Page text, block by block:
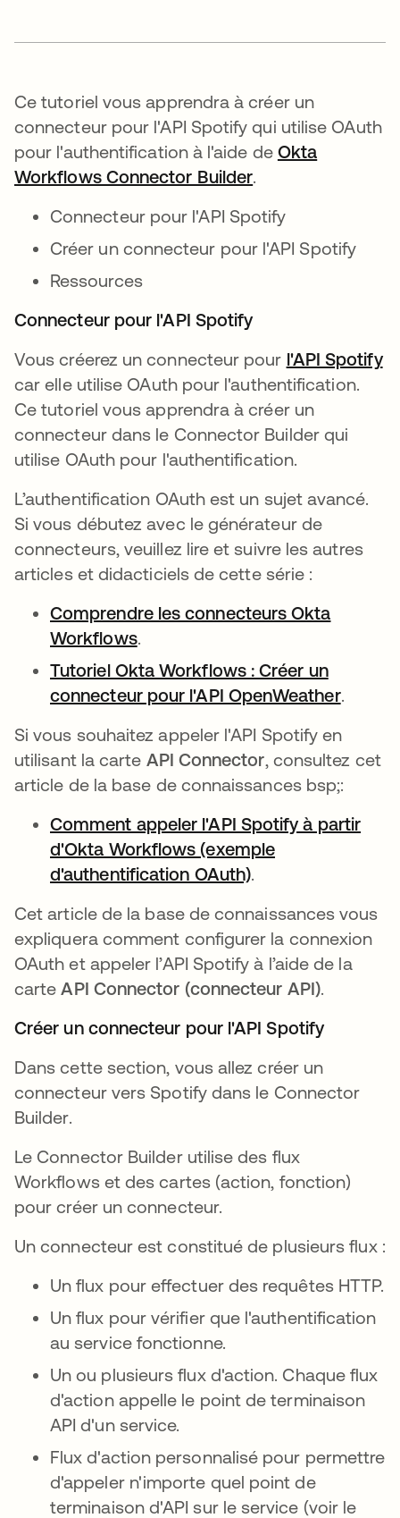
Ce tutoriel vous apprendra à créer un
connecteur pour l'API Spotify qui utilise OAuth
pour l'authentification à l'aide de Okta
Workflows Connector Builder
Connecteur pour l'API Spotify
Créer un connecteur pour l'API Spotify
Ressources
Connecteur pour l'API Spotify
Vous créerez un connecteur pour l'API Spotify
car elle utilise OAuth pour l'authentification.
Ce tutoriel vous apprendra à créer un
connecteur dans le Connector Builder qui
utilise OAuth pour l'authentification.
L’authentification OAuth est un sujet avancé.
Si vous débutez avec le générateur de
connecteurs, veuillez lire et suivre les autres
articles et didacticiels de cette série :
Comprendre les connecteurs Okta
Workflowss’ouvre dans un nouvel onglet
.
Tutoriel Okta Workflows : Créer un
connecteur pour l'API OpenWeather.
Si vous souhaitez appeler l'API Spotify en
utilisant la carte API Connector , consultez cet
article de la base de connaissances bsp;:
Comment appeler l'API Spotify à partir
d'Okta Workflows (exemple
d'authentification OAuth)
Cet article de la base de connaissances vous
expliquera comment configurer la connexion
OAuth et appeler l’API Spotify à l’aide de la
carte API Connector (connecteur API).
Créer un connecteur pour l'API Spotify
Dans cette section, vous allez créer un
connecteur vers Spotify dans le Connector
Builder.
Le Connector Builder utilise des flux
Workflows et des cartes (action, fonction)
pour créer un connecteur.
Un connecteur est constitué de plusieurs flux :
Un flux pour effectuer des requêtes HTTP.
Un flux pour vérifier que l'authentification
au service fonctionne.
Un ou plusieurs flux d'action. Chaque flux
d'action appelle le point de terminaison
API d'un service.
Flux d'action personnalisé pour permettre
d'appeler n'importe quel point de
terminaison d'API sur le service (voir le